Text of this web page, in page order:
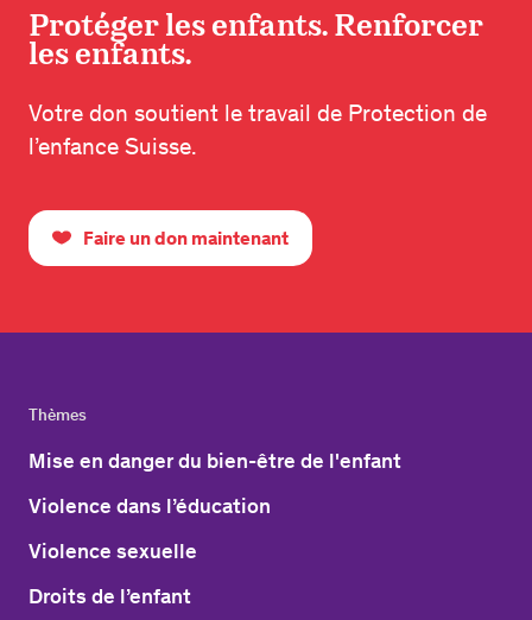
Protéger les enfants. Renforcer
les enfants.
Votre don soutient le travail de Protection de
l’enfance Suisse.
Faire un don maintenant
Thèmes
Mise en danger du bien-être de l'enfant
Violence dans l’éducation
Violence sexuelle
Droits de l’enfant